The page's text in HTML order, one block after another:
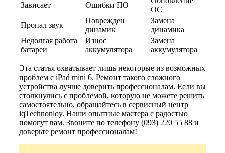
Зависает Ошибки ПО
ОС
Пропал звук
Поврежден
динамик
Замена
динамика
Недолгая работа
батареи
Износ
аккумулятора
Замена
аккумулятора
Эта статья охватывает лишь некоторые из возможных
проблем с iPad mini 6. Ремонт такого сложного
устройства лучше доверить профессионалам. Если вы
столкнулись с проблемой, которую не можете решить
самостоятельно, обращайтесь в сервисный центр
iqTechnonloy. Наши опытные мастера с радостью
помогут вам. Звоните по телефону (093) 220 55 88 и
доверьте ремонт профессионалам!